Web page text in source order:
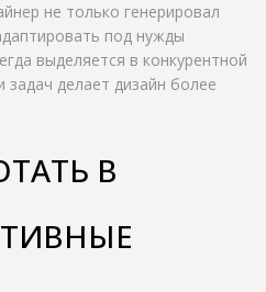
не только генерировал
под нужды
выделяется в конкурентной
задач делает дизайн более
В